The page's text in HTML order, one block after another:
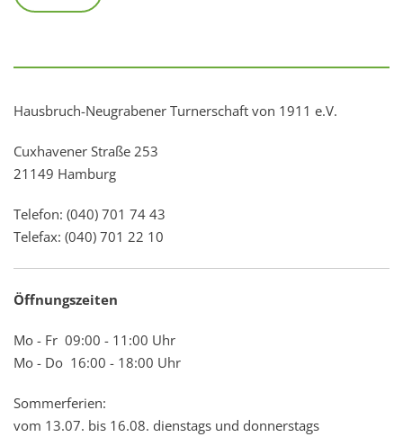
Hausbruch-Neugrabener Turnerschaft von 1911 e.V.
Cuxhavener Straße 253
21149 Hamburg
Telefon: (040) 701 74 43
Telefax: (040) 701 22 10
Öffnungszeiten
Mo - Fr 09:00 - 11:00 Uhr
Mo - Do 16:00 - 18:00 Uhr
Sommerferien:
vom 13.07. bis 16.08. dienstags und donnerstags